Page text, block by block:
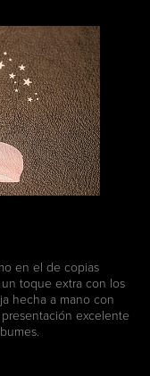
en el de copias
toque extra con los
hecha a mano con
excelente